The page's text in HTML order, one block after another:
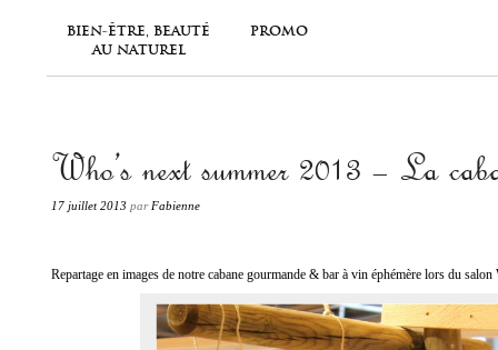
BIEN-ÊTRE, BEAUTÉ
AU NATUREL
PROMO
«Les produits de terroir passent à la casserole.» Fabienne PETIT
Who’s next summer 2013 – La
17 juillet 2013 par Fabienne
Repartage en images de notre cabane gourmande & bar à vin éphémère lors du